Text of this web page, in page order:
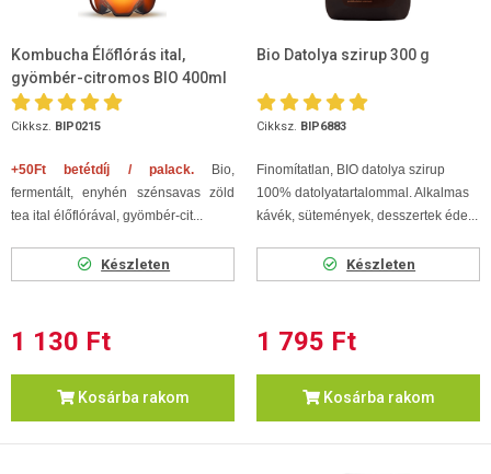
Kombucha Élőflórás ital,
gyömbér-citromos BIO 400ml
Cikksz. BIP0215
+50Ft betétdíj / palack.Bio,
fermentált, enyhén szénsavas zöld
tea ital élőflórával, gyömbér-cit...
Készleten
1 130 Ft
Kosárba rakom
Bio Datolya szirup 300 g
Cikksz. BIP6883
Finomítatlan, BIO datolya szirup
100% datolyatartalommal. Alkalmas
kávék, sütemények, desszertek éde...
Készleten
1 795 Ft
Kosárba rakom